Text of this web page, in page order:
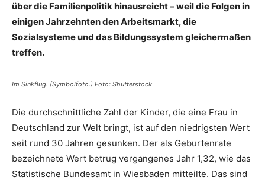
über die Familienpolitik hinausreicht – weil die Folgen in
einigen Jahrzehnten den Arbeitsmarkt, die
Sozialsysteme und das Bildungssystem gleichermaßen
treffen.
Im Sinkflug. (Symbolfoto.) Foto: Shutterstock
Die durchschnittliche Zahl der Kinder, die eine Frau in
Deutschland zur Welt bringt, ist auf den niedrigsten Wert
seit rund 30 Jahren gesunken. Der als Geburtenrate
bezeichnete Wert betrug vergangenes Jahr 1,32, wie das
Statistische Bundesamt in Wiesbaden mitteilte. Das sind